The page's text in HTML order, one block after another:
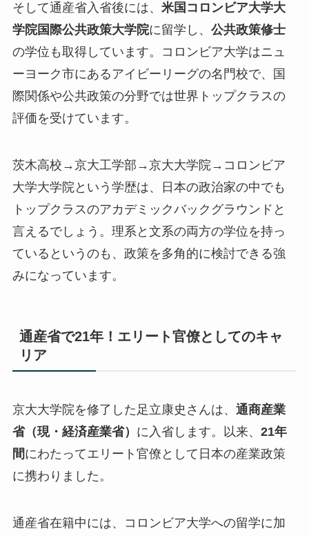
そして通産省入省後には、 米国コロンビア大学大
学院国際公共政策大学院に留学し、 公共政策修士
の学位も取得しています。コロンビア大学はニュ
ーヨーク市にあるアイビーリーグの名門校で、国
際関係や公共政策の分野では世界トップクラスの
評価を受けています。
茨木高校→京大工学部→京大大学院→コロンビア
大学大学院という学歴は、日本の政治家の中でも
トップクラスのアカデミックバックグラウンド と
言えるでしょう。理系と文系の両方の学位を持っ
ているというのも、政策を多角的に検討できる強
みになっています。
通産省で21年！エリート官僚としてのキャ
リア
京大大学院を修了した足立康史さんは、 通商産業
省（現・経済産業省） に入省します。以来、 21年
間にわたってエリート官僚として日本の産業政策
に携わりました。
通産省在籍中には、コロンビア大学への留学に加